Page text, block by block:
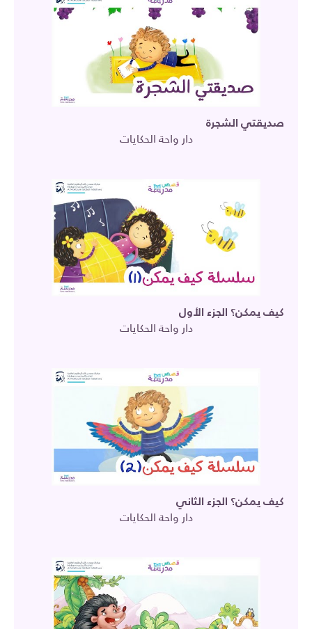
صديقتي الشجرة
دار واحة الحكايات
كيف يمكن؟ الجزء الأول
دار واحة الحكايات
كيف يمكن؟ الجزء الثاني
دار واحة الحكايات